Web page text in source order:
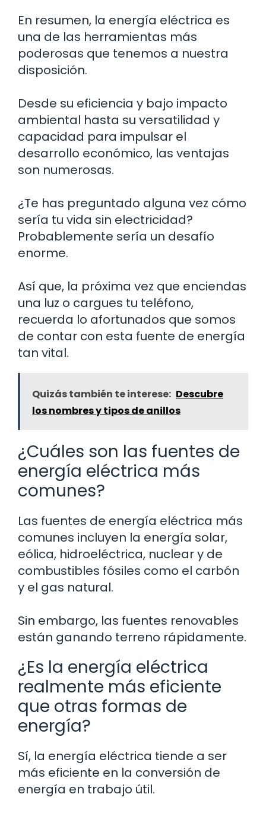
En resumen, la energía eléctrica es
una de las herramientas más
poderosas que tenemos a nuestra
disposición.
Desde su eficiencia y bajo impacto
ambiental hasta su versatilidad y
capacidad para impulsar el
desarrollo económico, las ventajas
son numerosas.
¿Te has preguntado alguna vez cómo
sería tu vida sin electricidad?
Probablemente sería un desafío
enorme.
Así que, la próxima vez que enciendas
una luz o cargues tu teléfono,
recuerda lo afortunados que somos
de contar con esta fuente de energía
tan vital.
Quizás también te interese: Descubre
los nombres y tipos de anillos
¿Cuáles son las fuentes de
energía eléctrica más
comunes?
Las fuentes de energía eléctrica más
comunes incluyen la energía solar,
eólica, hidroeléctrica, nuclear y de
combustibles fósiles como el carbón
y el gas natural.
Sin embargo, las fuentes renovables
están ganando terreno rápidamente.
¿Es la energía eléctrica
realmente más eficiente
que otras formas de
energía?
Sí, la energía eléctrica tiende a ser
más eficiente en la conversión de
energía en trabajo útil.